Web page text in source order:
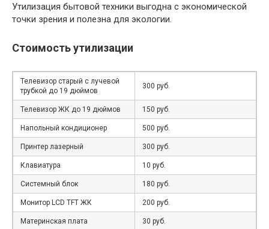
Утилизация бытовой техники выгодна с экономической
точки зрения и полезна для экологии.
Стоимость утилизации
Телевизор старый с лучевой
трубкой до 19 дюймов
300 руб.
Телевизор ЖК до 19 дюймов 150 руб.
Напольный кондиционер 500 руб.
Принтер лазерный 300 руб.
Клавиатура 10 руб.
Системный блок 180 руб.
Монитор LCD TFT ЖК 200 руб.
Материнская плата 30 руб.